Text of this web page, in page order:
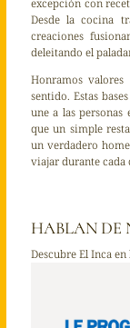
excepción con
Desde la cocina
creaciones
deleitando el
Honramos
sentido. Estas
une a las
que un simple
un verdadero
viajar durante cada
HABLAN DE
Descubre El Inca en